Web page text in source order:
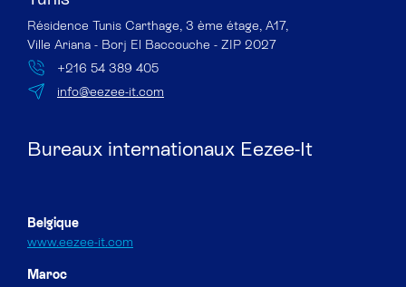
Résidence Tunis Carthage, 3 ème étage, A17,
Ville Ariana - Borj El Baccouche - ZIP 2027
+216 54 389 405
info@eezee-it.com
Bureaux internationaux Eezee-It
Belgique
www.eezee-it.com
Maroc